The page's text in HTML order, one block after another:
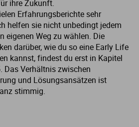
ihre Zukunft.
Erfahrungsberichte sehr
helfen sie nicht unbedingt jedem
eigenen Weg zu wählen. Die
darüber, wie du so eine Early Life
kannst, findest du erst in Kapitel
Das Verhältnis zwischen
und Lösungsansätzen ist
stimmig.